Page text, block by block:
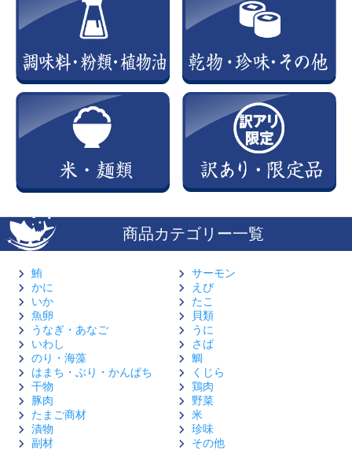
商品カテゴリー一覧
鮪
サーモン
かに
えび
いか
たこ
魚卵
貝類
うなぎ・あなご
うに
いわし
さば
のり・海藻
鯛
はまち・ぶり・かんぱち
くじら
干物
鶏肉
豚肉
野菜
たまご商材
米
漬物
珍味
副材
その他